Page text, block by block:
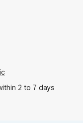
2 to 7 days